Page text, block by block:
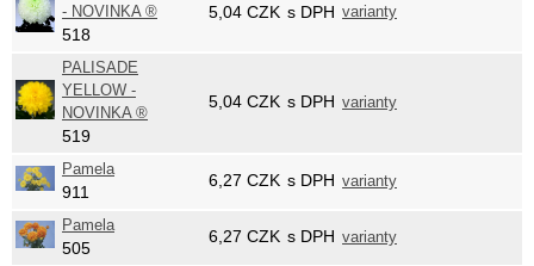
- NOVINKA ®
518
5,04 CZK s DPH varianty
PALISADE
YELLOW -
NOVINKA ®
519
5,04 CZK s DPH varianty
Pamela
911
6,27 CZK s DPH varianty
Pamela
505
6,27 CZK s DPH varianty